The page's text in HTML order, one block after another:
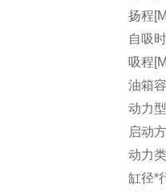
扬程
自吸
吸程
油箱
动力
启动
动力
缸径*